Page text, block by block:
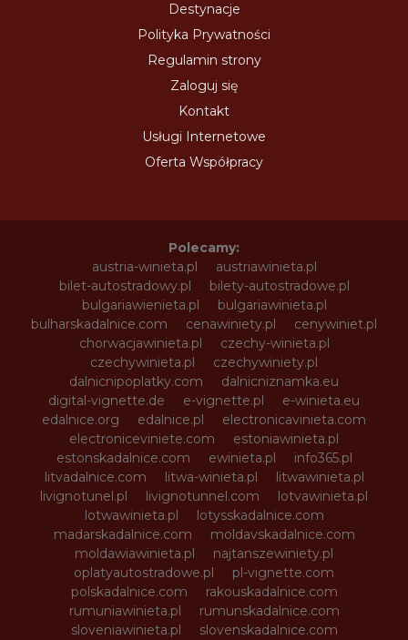
Destynacje
Polityka Prywatności
Regulamin strony
Zaloguj się
Kontakt
Usługi Internetowe
Oferta Współpracy
Polecamy:
austria-winieta.pl
austriawinieta.pl
bilet-autostradowy.pl
bilety-autostradowe.pl
bulgariawienieta.pl
bulgariawinieta.pl
bulharskadalnice.com
cenawiniety.pl
cenywiniet.pl
chorwacjawinieta.pl
czechy-winieta.pl
czechywinieta.pl
czechywiniety.pl
dalnicnipoplatky.com
dalnicniznamka.eu
digital-vignette.de
e-vignette.pl
e-winieta.eu
edalnice.org
edalnice.pl
electronicavinieta.com
electroniceviniete.com
estoniawinieta.pl
estonskadalnice.com
ewinieta.pl
info365.pl
litvadalnice.com
litwa-winieta.pl
litwawinieta.pl
livignotunel.pl
livignotunnel.com
lotvawinieta.pl
lotwawinieta.pl
lotysskadalnice.com
madarskadalnice.com
moldavskadalnice.com
moldawiawinieta.pl
najtanszewiniety.pl
oplatyautostradowe.pl
pl-vignette.com
polskadalnice.com
rakouskadalnice.com
rumuniawinieta.pl
rumunskadalnice.com
sloveniawinieta.pl
slovenskadalnice.com